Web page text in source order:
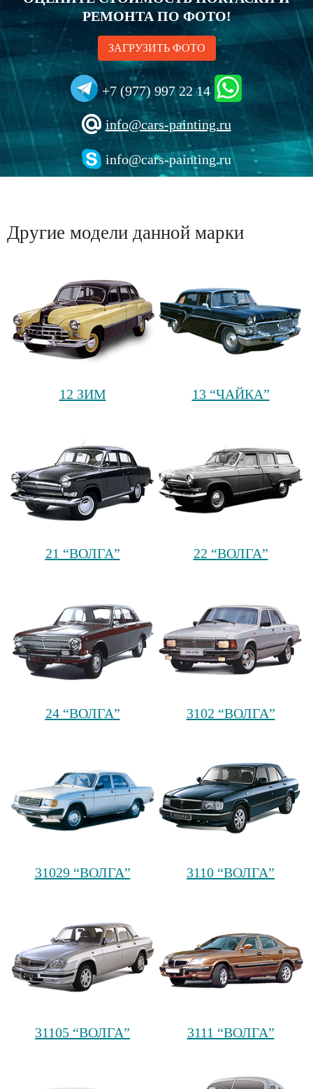
РЕМОНТА ПО ФОТО!
ЗАГРУЗИТЬ ФОТО
+7 (977) 997 22 14
info@cars-painting.ru
info@cars-painting.ru
Другие модели данной марки
12 ЗИМ 13 “ЧАЙКА”
21 “ВОЛГА” 22 “ВОЛГА”
24 “ВОЛГА” 3102 “ВОЛГА”
31029 “ВОЛГА” 3110 “ВОЛГА”
31105 “ВОЛГА” 3111 “ВОЛГА”